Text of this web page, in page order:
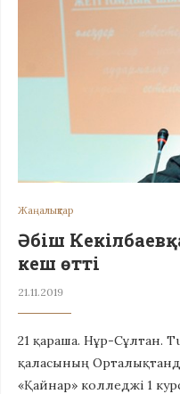
Жаңалықтар
Әбіш
кеш өтті
21.11.2019
21 қараша. Нұр-Сұлтан.
қаласының
«Қайнар» колледжі 1